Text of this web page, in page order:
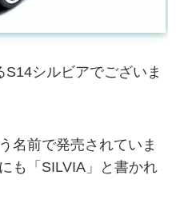
シルビアでございま
名前で発売されていま
も「SILVIA」と書かれ